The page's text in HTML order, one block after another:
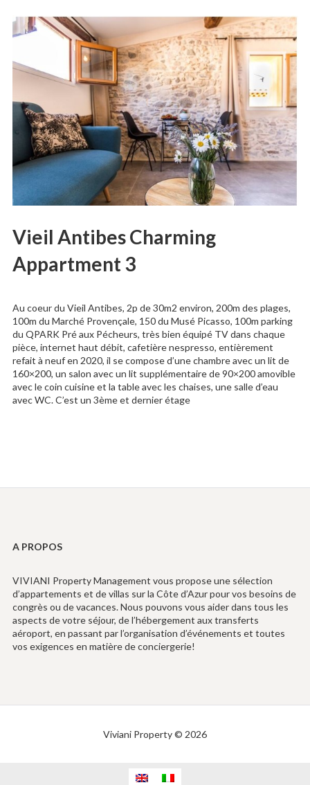
Vieil Antibes Charming
Appartment 3
Au coeur du Vieil Antibes, 2p de 30m2 environ, 200m des plages,
100m du Marché Provençale, 150 du Musé Picasso, 100m parking
du QPARK Pré aux Pécheurs, très bien équipé TV dans chaque
pièce, internet haut débit, cafetière nespresso, entièrement
refait à neuf en 2020, il se compose d’une chambre avec un lit de
160×200, un salon avec un lit supplémentaire de 90×200 amovible
avec le coin cuisine et la table avec les chaises, une salle d’eau
avec WC. C’est un 3ème et dernier étage
A PROPOS
VIVIANI Property Management vous propose une sélection
d’appartements et de villas sur la Côte d’Azur pour vos besoins de
congrès ou de vacances. Nous pouvons vous aider dans tous les
aspects de votre séjour, de l’hébergement aux transferts
aéroport, en passant par l’organisation d’événements et toutes
vos exigences en matière de conciergerie!
Viviani Property © 2026